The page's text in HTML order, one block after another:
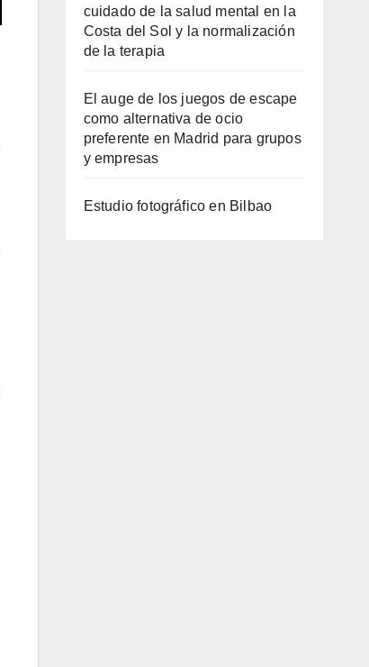
cuidado de la salud mental en la
Costa del Sol y la normalización
de la terapia
El auge de los juegos de escape
como alternativa de ocio
preferente en Madrid para grupos
y empresas
Estudio fotográfico en Bilbao